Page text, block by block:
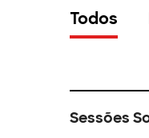
Todos
Sessões